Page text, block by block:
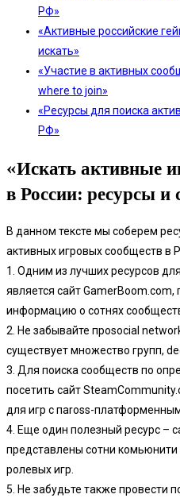
РФ»
«Активные российские
искать»
«Участие в активных
where to join»
«Ресурсы для поиска
РФ»
«Искать активные
в России: ресурсы и
В данном тексте мы соберем
активных игровых сообществ в
1. Одним из лучших ресурсов
является сайт
информацию о сотнях
2. Не забывайте проsocial
существует множество групп,
3. Для поиска сообществ по
посетить сайт
для игр с паross-
4. Еще один полезный ресурс –
представлены сотни
ролевых игр.
5. Не забудьте также провести